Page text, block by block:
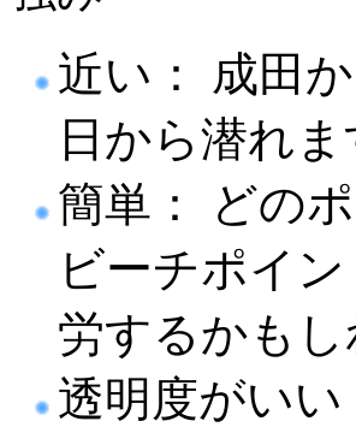
近い： 成田
日から潜れま
簡単： どの
ビーチポイ
労するかも
透明度がい